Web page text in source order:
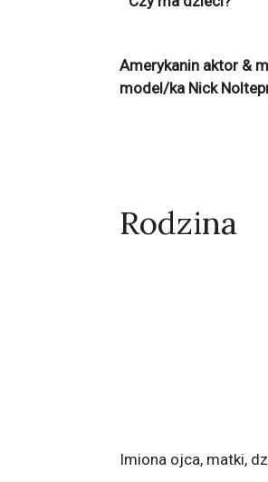
Amerykanin aktor &
model/ka Nick
Rodzina
Imiona ojca, matki,